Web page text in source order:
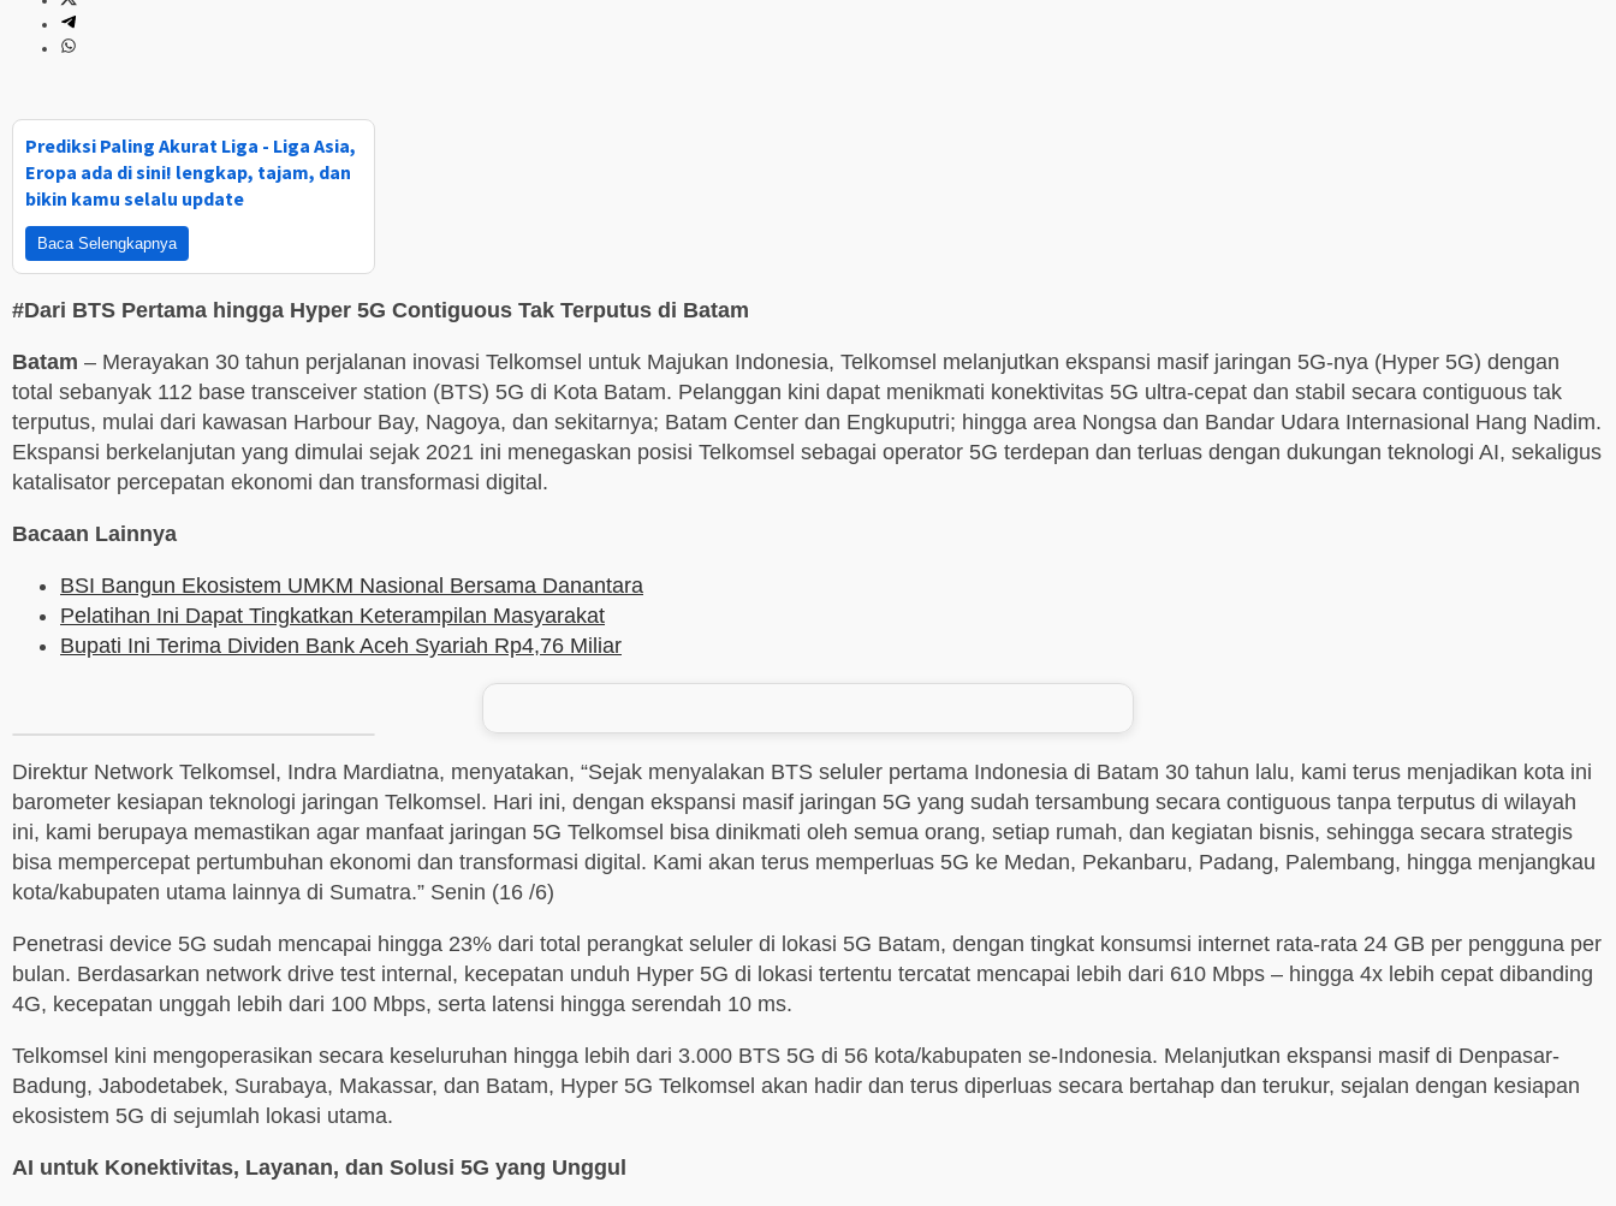
Prediksi Paling Akurat Liga - Liga Asia,
Eropa ada di sini! lengkap, tajam, dan
bikin kamu selalu update
Baca Selengkapnya
#Dari BTS Pertama hingga Hyper 5G Contiguous Tak Terputus di Batam
Batam – Merayakan 30 tahun perjalanan inovasi Telkomsel untuk Majukan Indonesia, Telkomsel melanjutkan ekspansi masif jaringan 5G-nya (Hyper 5G) dengan
total sebanyak 112 base transceiver station (BTS) 5G di Kota Batam. Pelanggan kini dapat menikmati konektivitas 5G ultra-cepat dan stabil secara contiguous tak
terputus, mulai dari kawasan Harbour Bay, Nagoya, dan sekitarnya; Batam Center dan Engkuputri; hingga area Nongsa dan Bandar Udara Internasional Hang Nadim.
Ekspansi berkelanjutan yang dimulai sejak 2021 ini menegaskan posisi Telkomsel sebagai operator 5G terdepan dan terluas dengan dukungan teknologi AI, sekaligus
katalisator percepatan ekonomi dan transformasi digital.
Bacaan Lainnya
BSI Bangun Ekosistem UMKM Nasional Bersama Danantara
Pelatihan Ini Dapat Tingkatkan Keterampilan Masyarakat
Bupati Ini Terima Dividen Bank Aceh Syariah Rp4,76 Miliar
Direktur Network Telkomsel, Indra Mardiatna, menyatakan, “Sejak menyalakan BTS seluler pertama Indonesia di Batam 30 tahun lalu, kami terus menjadikan kota ini
barometer kesiapan teknologi jaringan Telkomsel. Hari ini, dengan ekspansi masif jaringan 5G yang sudah tersambung secara contiguous tanpa terputus di wilayah
ini, kami berupaya memastikan agar manfaat jaringan 5G Telkomsel bisa dinikmati oleh semua orang, setiap rumah, dan kegiatan bisnis, sehingga secara strategis
bisa mempercepat pertumbuhan ekonomi dan transformasi digital. Kami akan terus memperluas 5G ke Medan, Pekanbaru, Padang, Palembang, hingga menjangkau
kota/kabupaten utama lainnya di Sumatra.” Senin (16 /6)
Penetrasi device 5G sudah mencapai hingga 23% dari total perangkat seluler di lokasi 5G Batam, dengan tingkat konsumsi internet rata-rata 24 GB per pengguna per
bulan. Berdasarkan network drive test internal, kecepatan unduh Hyper 5G di lokasi tertentu tercatat mencapai lebih dari 610 Mbps – hingga 4x lebih cepat dibanding
4G, kecepatan unggah lebih dari 100 Mbps, serta latensi hingga serendah 10 ms.
Telkomsel kini mengoperasikan secara keseluruhan hingga lebih dari 3.000 BTS 5G di 56 kota/kabupaten se-Indonesia. Melanjutkan ekspansi masif di Denpasar-
Badung, Jabodetabek, Surabaya, Makassar, dan Batam, Hyper 5G Telkomsel akan hadir dan terus diperluas secara bertahap dan terukur, sejalan dengan kesiapan
ekosistem 5G di sejumlah lokasi utama.
AI untuk Konektivitas, Layanan, dan Solusi 5G yang Unggul